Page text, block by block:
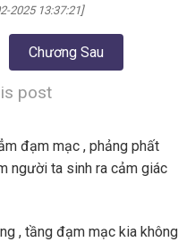
2025 13:37:21]
Chương Sau
post
đạm mạc , phảng phất
người ta sinh ra cảm giác
, tầng đạm mạc kia không